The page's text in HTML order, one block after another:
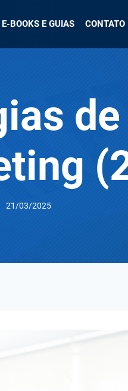
E-BOOKS E GUIAS CONTATO
21/03/2025